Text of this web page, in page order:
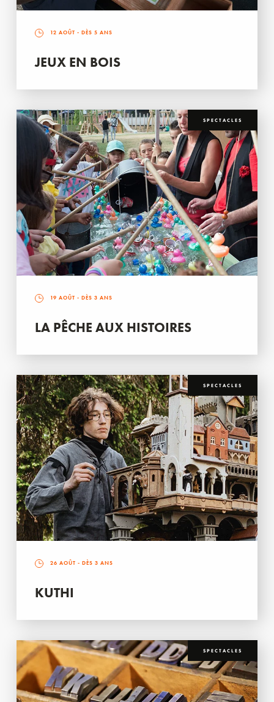
12 AOÛT - DÈS 5 ANS
JEUX EN BOIS
SPECTACLES
19 AOÛT - DÈS 3 ANS
LA PÊCHE AUX HISTOIRES
SPECTACLES
26 AOÛT - DÈS 3 ANS
KUTHI
SPECTACLES